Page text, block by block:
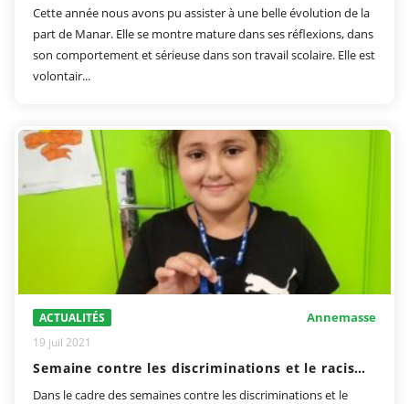
Cette année nous avons pu assister à une belle évolution de la
part de Manar. Elle se montre mature dans ses réflexions, dans
son comportement et sérieuse dans son travail scolaire. Elle est
volontair...
ACTUALITÉS Annemasse
19 juil 2021
Semaine contre les discriminations et le racisme
Dans le cadre des semaines contre les discriminations et le